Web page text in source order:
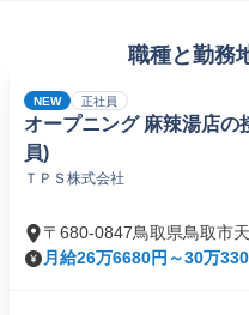
職種と勤務
NEW 正社員
オープニング 麻辣湯店の
員)
ＴＰＳ株式会社
〒680-0847鳥取県鳥取市
月給26万6680円～30万